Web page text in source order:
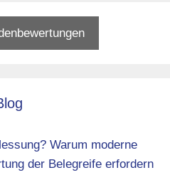
Warum moderne
der Belegreife erfordern